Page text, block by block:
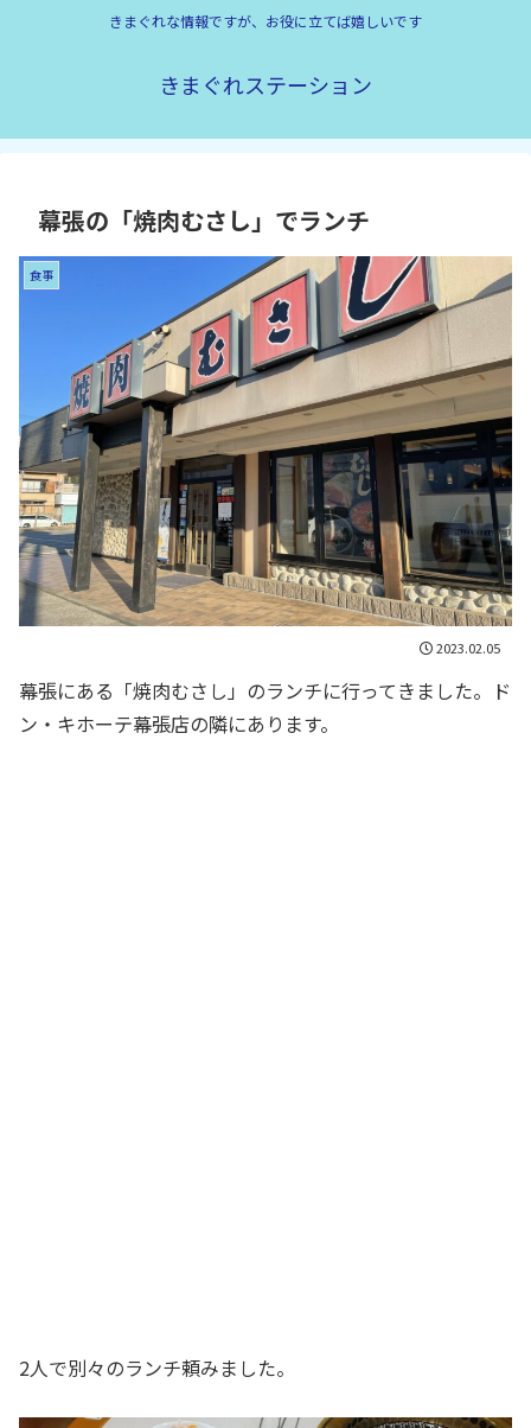
きまぐれな情報ですが、お役に立てば嬉しいです
きまぐれステーション
幕張の「焼肉むさし」でランチ
食事
2023.02.05
幕張にある「焼肉むさし」のランチに行ってきました。ド
ン・キホーテ幕張店の隣にあります。
2人で別々のランチ頼みました。